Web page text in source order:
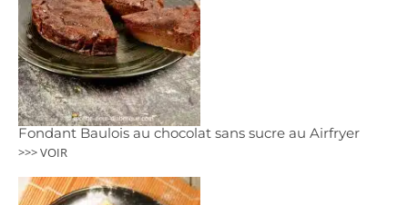
Fondant Baulois au chocolat sans sucre au Airfryer
>>> VOIR